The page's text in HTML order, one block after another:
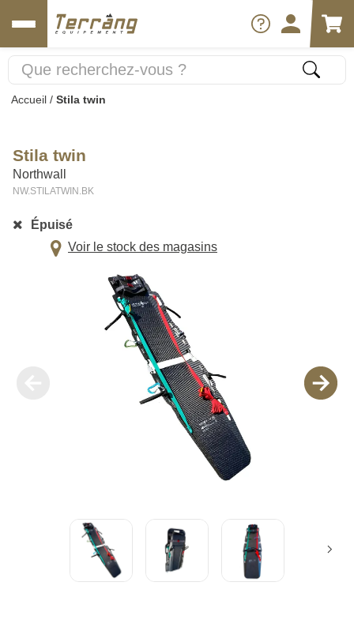
Accueil / Stila twin
Stila twin
Northwall
NW.STILATWIN.BK
Épuisé
Voir le stock des magasins